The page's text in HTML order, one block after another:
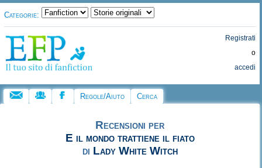
Categorie:
Registrati
o
accedi
Regole/Aiuto Cerca
Recensioni per
E il mondo trattiene il fiato
di Lady White Witch